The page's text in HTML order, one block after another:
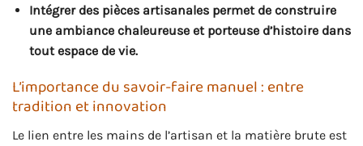
Intégrer des pièces artisanales permet de construire
une ambiance chaleureuse et porteuse d’histoire dans
tout espace de vie.
L’importance du savoir-faire manuel : entre
tradition et innovation
Le lien entre les mains de l’artisan et la matière brute est